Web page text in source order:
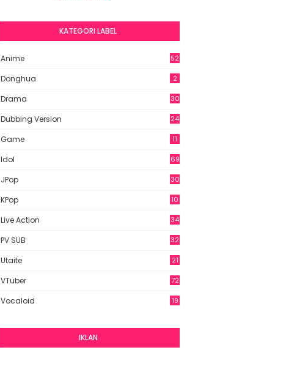
KATEGORI LABEL
Anime
52
Donghua 2
Drama 30
Dubbing Version 24
Game 11
Idol
69
JPop
30
KPop
10
Live Action 34
PV SUB 32
Utaite 21
VTuber 72
Vocaloid 19
IKLAN